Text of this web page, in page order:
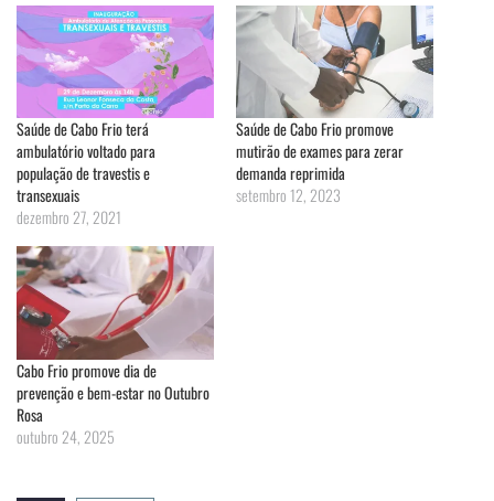
Saúde de Cabo Frio terá
ambulatório voltado para
população de travestis e
transexuais
dezembro 27, 2021
Saúde de Cabo Frio promove
mutirão de exames para zerar
demanda reprimida
setembro 12, 2023
Cabo Frio promove dia de
prevenção e bem-estar no Outubro
Rosa
outubro 24, 2025